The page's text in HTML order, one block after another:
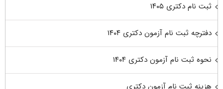
ثبت نام دکتری ۱۴۰۵
دفترچه ثبت نام آزمون دکتری ۱۴۰۴
نحوه ثبت نام آزمون دکتری ۱۴۰۴